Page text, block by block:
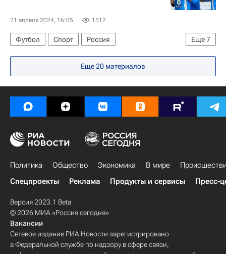
21 апреля 2024, 16:05 1512
Еще7
Футбол Спорт
Россия
Нижний Новгород
Константин Тюкавин
Роберто Фернандес
Динамо Москва
Нижний Новгород
Оренбург
Еще 20 материалов
Политика Общество Экономика В мире
Спецпроекты
Реклама Продукты и сервисы Пресс-
Версия 2023.1 Beta
© 2026 МИА «Россия сегодня»
Вакансии
Сетевое издание РИА Новости зарегистрировано
в Федеральной службе по надзору в сфере связи,